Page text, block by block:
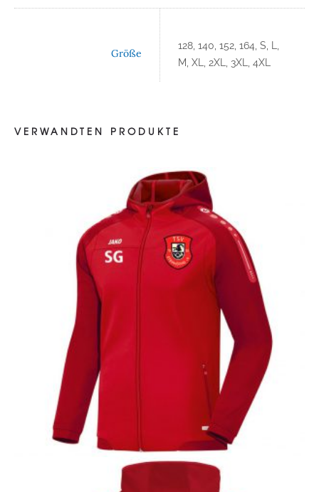
Größe
128, 140, 152, 164, S, L,
M, XL, 2XL, 3XL, 4XL
VERWANDTEN PRODUKTE